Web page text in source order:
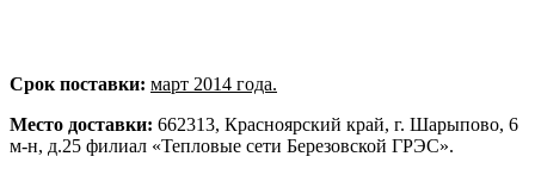
Срок поставки: март 2014 года.
Место доставки: 662313, Красноярский край, г. Шарыпово, 6
м-н, д.25 филиал «Тепловые сети Березовской ГРЭС».